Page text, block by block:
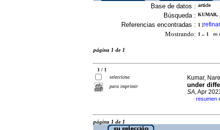
Base de datos : article
Búsqueda : KUMAR,
Referencias encontradas : 1 [refinar
Mostrando: 1 .. 1 en
página 1 de 1
1 / 1
selecciona
para imprimir
Kumar,
under
SA, Apr
· resumen
página 1 de 1